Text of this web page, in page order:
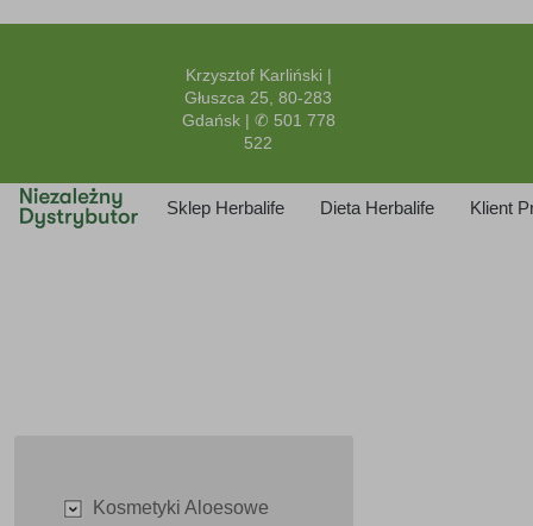
Krzysztof Karliński |
Głuszca 25, 80-283
Gdańsk | ✆ 501 778
522
Sklep Herbalife Dieta Herbalife Klient
Kosmetyki Aloesowe